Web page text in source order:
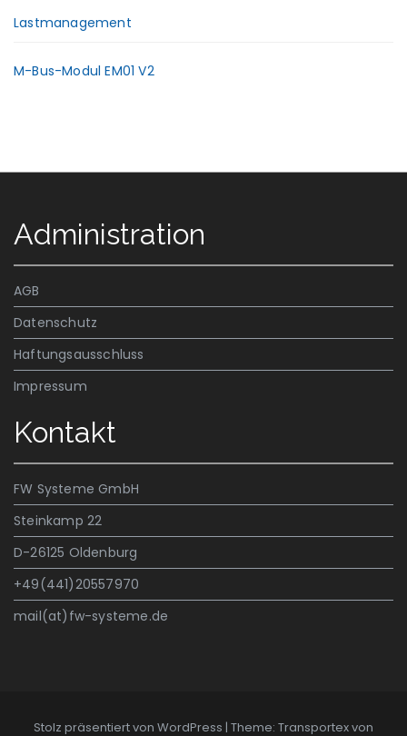
Lastmanagement
M-Bus-Modul EM01 V2
Administration
AGB
Datenschutz
Haftungsausschluss
Impressum
Kontakt
FW Systeme GmbH
Steinkamp 22
D-26125 Oldenburg
+49(441)20557970
mail(at)fw-systeme.de
Stolz präsentiert von WordPress | Theme: Transportex von